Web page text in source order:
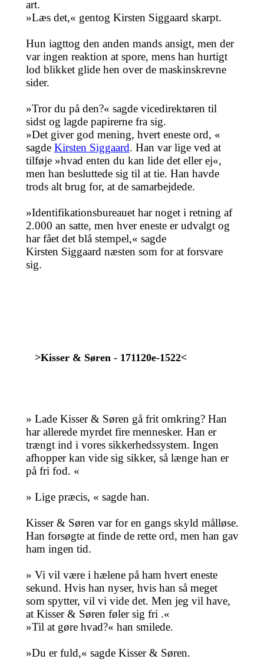
art.
»Læs det,« gentog Kirsten Siggaard skarpt.
Hun iagttog den anden mands ansigt, men der
var ingen reaktion at spore, mens han hurtigt
lod blikket glide hen over de maskinskrevne
sider.
»Tror du på den?« sagde vicedirektøren til
sidst og lagde papirerne fra sig.
»Det giver god mening, hvert eneste ord, «
sagde Kirsten Siggaard. Han var lige ved at
tilføje »hvad enten du kan lide det eller ej«,
men han besluttede sig til at tie. Han havde
trods alt brug for, at de samarbejdede.
»Identifikationsbureauet har noget i retning af
2.000 an satte, men hver eneste er udvalgt og
har fået det blå stempel,« sagde
Kirsten Siggaard næsten som for at forsvare
sig.
>Kisser & Søren - 171120e-1522<
» Lade Kisser & Søren gå frit omkring? Han
har allerede myrdet fire mennesker. Han er
trængt ind i vores sikkerhedssystem. Ingen
afhopper kan vide sig sikker, så længe han er
på fri fod. «
» Lige præcis, « sagde han.
Kisser & Søren var for en gangs skyld målløse.
Han forsøgte at finde de rette ord, men han gav
ham ingen tid.
» Vi vil være i hælene på ham hvert eneste
sekund. Hvis han nyser, hvis han så meget
som spytter, vil vi vide det. Men jeg vil have,
at Kisser & Søren føler sig fri .«
»Til at gøre hvad?« han smilede.
»Du er fuld,« sagde Kisser & Søren.